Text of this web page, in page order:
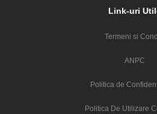
Link-uri
Termeni si
ANPC
Politica de
Politica De Utilizare